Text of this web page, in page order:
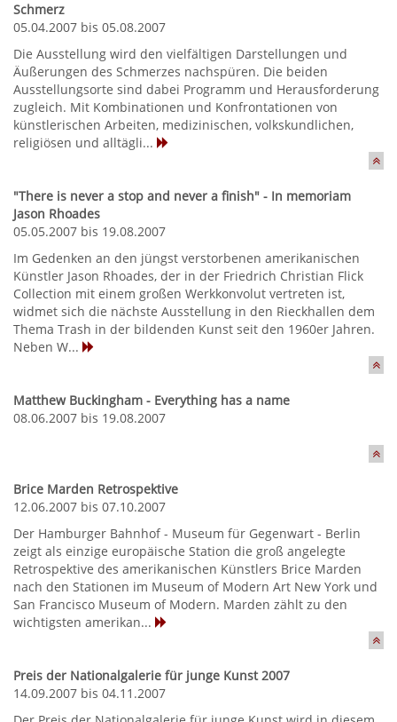
Schmerz
05.04.2007 bis 05.08.2007
Die Ausstellung wird den vielfältigen Darstellungen und
Äußerungen des Schmerzes nachspüren. Die beiden
Ausstellungsorte sind dabei Programm und Herausforderung
zugleich. Mit Kombinationen und Konfrontationen von
künstlerischen Arbeiten, medizinischen, volkskundlichen,
religiösen und alltägli...
"There is never a stop and never a finish" - In memoriam
Jason Rhoades
05.05.2007 bis 19.08.2007
Im Gedenken an den jüngst verstorbenen amerikanischen
Künstler Jason Rhoades, der in der Friedrich Christian Flick
Collection mit einem großen Werkkonvolut vertreten ist,
widmet sich die nächste Ausstellung in den Rieckhallen dem
Thema Trash in der bildenden Kunst seit den 1960er Jahren.
Neben W...
Matthew Buckingham - Everything has a name
08.06.2007 bis 19.08.2007
Brice Marden Retrospektive
12.06.2007 bis 07.10.2007
Der Hamburger Bahnhof - Museum für Gegenwart - Berlin
zeigt als einzige europäische Station die groß angelegte
Retrospektive des amerikanischen Künstlers Brice Marden
nach den Stationen im Museum of Modern Art New York und
San Francisco Museum of Modern. Marden zählt zu den
wichtigsten amerikan...
Preis der Nationalgalerie für junge Kunst 2007
14.09.2007 bis 04.11.2007